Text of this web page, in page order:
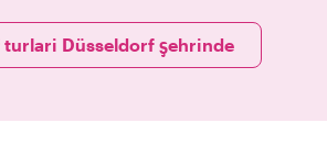
turlari Düsseldorf şehrinde